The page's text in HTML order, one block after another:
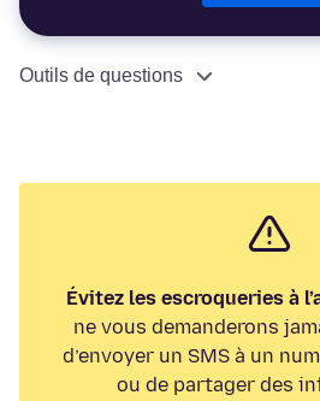
Outils de questions
Évitez les escroqueries à
ne vous demanderons
d’envoyer un SMS à un
ou de partager des